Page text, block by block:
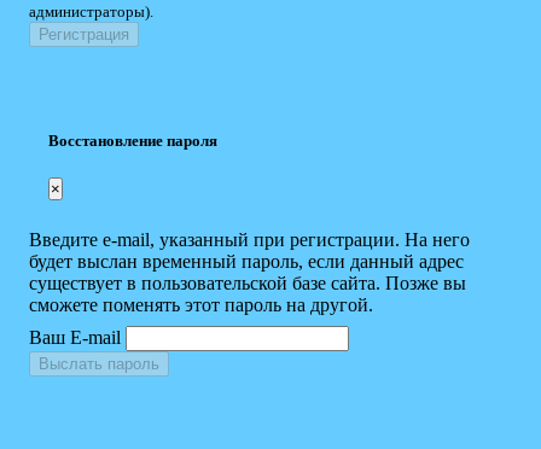
администраторы).
Восстановление пароля
×
Введите e-mail, указанный при регистрации. На него
будет выслан временный пароль, если данный адрес
существует в пользовательской базе сайта. Позже вы
сможете поменять этот пароль на другой.
Ваш E-mail
Выслать пароль